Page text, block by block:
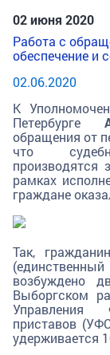
02 июня 2020
Работа с
обеспечение и
02.06.2020
К
Петербурге
обращения от
что
производятся
рамках
граждане
Так,
возбуждено
Выборгском
Управления
приставов
удерживается